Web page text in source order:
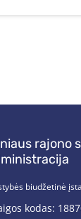
rajono
biudžetinė
kodas: